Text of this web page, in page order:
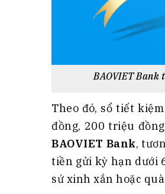
BAOVIET Bank
Theo đó, sổ tiết
đồng, 200 triệu
BAOVIET Bank,
tiền gửi kỳ hạn dưới
sứ xinh xắn hoặc